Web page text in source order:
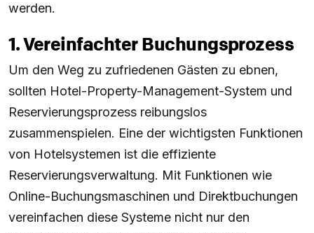
werden.
1. Vereinfachter Buchungsprozess
Um den Weg zu zufriedenen Gästen zu ebnen,
sollten Hotel-Property-Management-System und
Reservierungsprozess reibungslos
zusammenspielen. Eine der wichtigsten Funktionen
von Hotelsystemen ist die effiziente
Reservierungsverwaltung. Mit Funktionen wie
Online-Buchungsmaschinen und Direktbuchungen
vereinfachen diese Systeme nicht nur den